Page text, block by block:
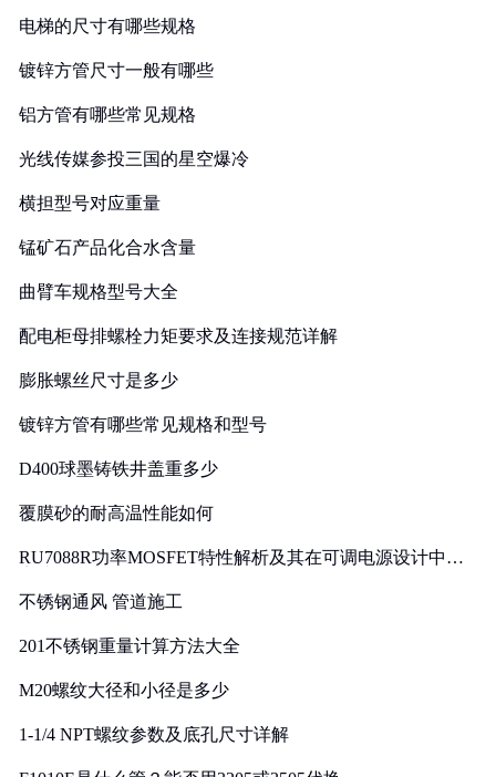
电梯的尺寸有哪些规格
镀锌方管尺寸一般有哪些
铝方管有哪些常见规格
光线传媒参投三国的星空爆冷
横担型号对应重量
锰矿石产品化合水含量
曲臂车规格型号大全
配电柜母排螺栓力矩要求及连接规范详解
膨胀螺丝尺寸是多少
镀锌方管有哪些常见规格和型号
D400球墨铸铁井盖重多少
覆膜砂的耐高温性能如何
RU7088R功率MOSFET特性解析及其在可调电源设计中的
不锈钢通风 管道施工
201不锈钢重量计算方法大全
M20螺纹大径和小径是多少
1-1/4 NPT螺纹参数及底孔尺寸详解